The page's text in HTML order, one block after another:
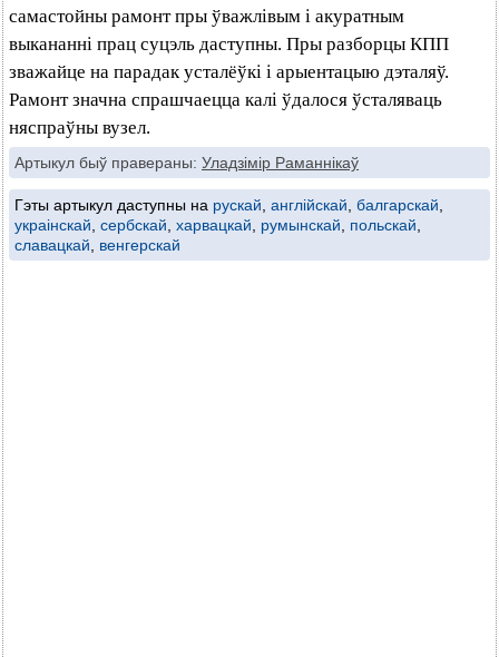
самастойны рамонт пры ўважлівым і акуратным
выкананні прац суцэль даступны. Пры разборцы КПП
зважайце на парадак усталёўкі і арыентацыю дэталяў.
Рамонт значна спрашчаецца калі ўдалося ўсталяваць
няспраўны вузел.
Артыкул быў правераны: Уладзімір Раманнікаў
Гэты артыкул даступны на рускай англійскай балгарскай
украінскай сербскай харвацкай румынскай польскай
славацкай
венгерскай